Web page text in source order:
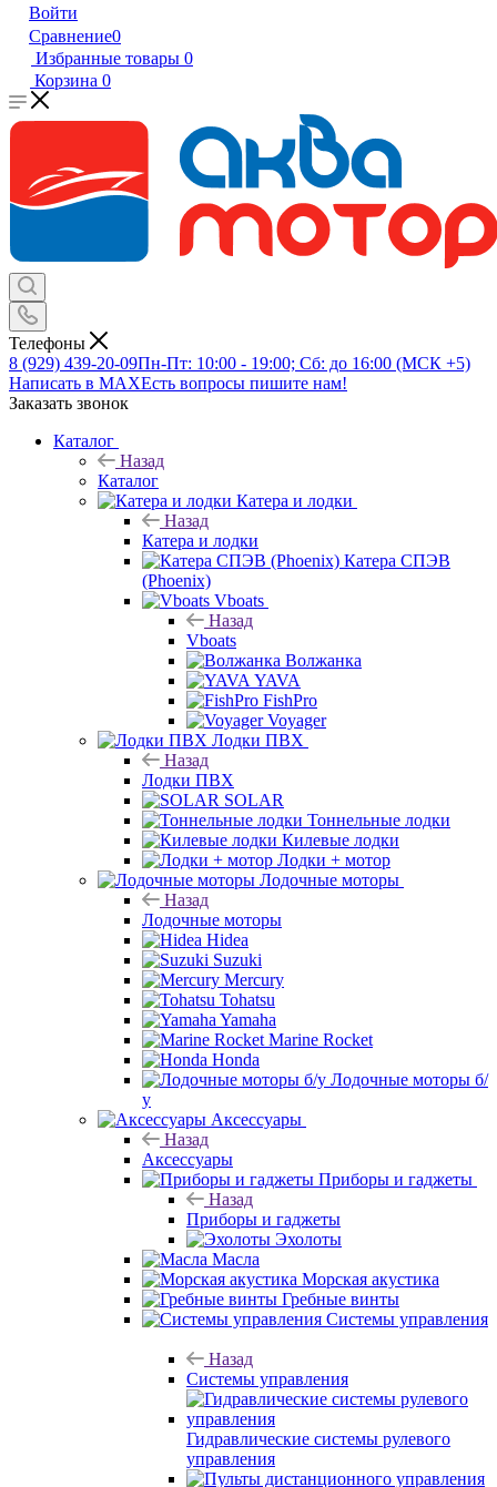
Войти
Сравнение0
Избранные товары 0
Корзина 0
Телефоны
8 (929) 439-20-09Пн-Пт: 10:00 - 19:00; Сб: до 16:00 (МСК +5)
Написать в MAXЕсть вопросы пишите нам!
Заказать звонок
Каталог
Назад
Каталог
Катера и лодки
Назад
Катера и лодки
Катера СПЭВ
(Phoenix)
Vboats
Назад
Vboats
Волжанка
YAVA
FishPro
Voyager
Лодки ПВХ
Назад
Лодки ПВХ
SOLAR
Тоннельные лодки
Килевые лодки
Лодки + мотор
Лодочные моторы
Назад
Лодочные моторы
Hidea
Suzuki
Mercury
Tohatsu
Yamaha
Marine Rocket
Honda
Лодочные моторы б/
у
Аксессуары
Назад
Аксессуары
Приборы и гаджеты
Назад
Приборы и гаджеты
Эхолоты
Масла
Морская акустика
Гребные винты
Системы управления
Назад
Системы управления
Гидравлические системы рулевого
управления